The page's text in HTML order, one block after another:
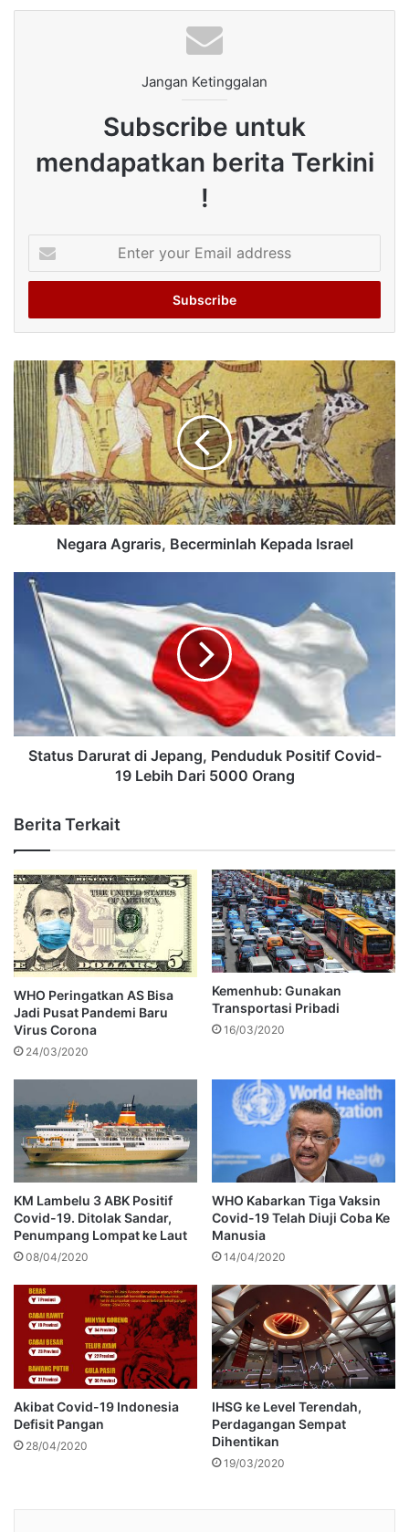
Jangan Ketinggalan
Subscribe untuk
mendapatkan berita Terkini
!
your
Email
Negara Agraris, Becerminlah Kepada Israel
Status Darurat di Jepang, Penduduk Positif Covid-
19 Lebih Dari 5000 Orang
Berita Terkait
WHO Peringatkan AS Bisa
Jadi Pusat Pandemi Baru
Virus Corona
24/03/2020
Kemenhub: Gunakan
Transportasi Pribadi
16/03/2020
KM Lambelu 3 ABK Positif
Covid-19. Ditolak Sandar,
Penumpang Lompat ke Laut
08/04/2020
WHO Kabarkan Tiga Vaksin
Covid-19 Telah Diuji Coba Ke
Manusia
14/04/2020
Akibat Covid-19 Indonesia
Defisit Pangan
28/04/2020
IHSG ke Level Terendah,
Perdagangan Sempat
Dihentikan
19/03/2020